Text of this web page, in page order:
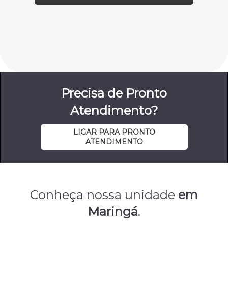
Precisa de Pronto
Atendimento?
LIGAR PARA PRONTO
ATENDIMENTO
Conheça nossa unidade em
Maringá.